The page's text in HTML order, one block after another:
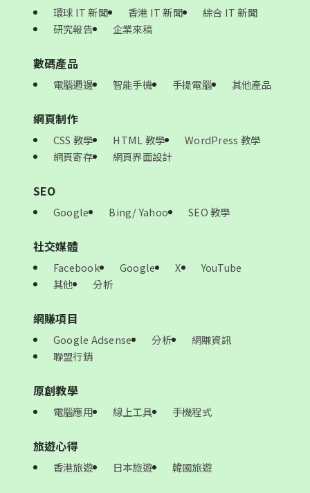
環球 IT 新聞 香港 IT 新聞
綜合 IT 新聞
研究報告
企業來稿
數碼產品
電腦週邊 智能手機 手提電腦 其他產品
網頁制作
CSS 教學 HTML 教學
WordPress 教學
網頁寄存
網頁界面設計
SEO
Google Bing/ Yahoo SEO 教學
社交媒體
Facebook Google X
YouTube
其他
分析
網賺項目
Google Adsense 分析
網賺資訊
聯盟行銷
原創教學
電腦應用 線上工具 手機程式
旅遊心得
香港旅遊 日本旅遊 韓國旅遊